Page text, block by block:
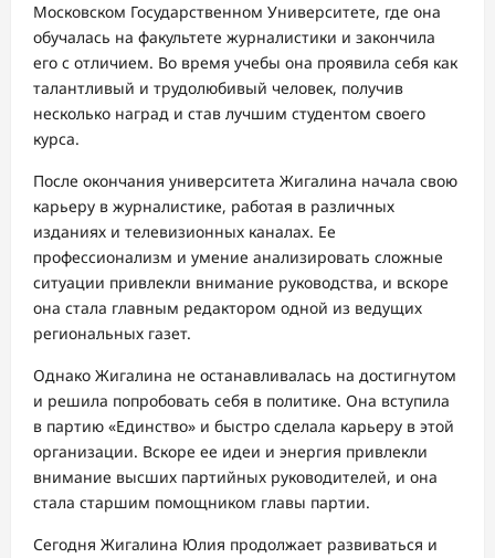
Московском Государственном Университете, где она
обучалась на факультете журналистики и закончила
его с отличием. Во время учебы она проявила себя как
талантливый и трудолюбивый человек, получив
несколько наград и став лучшим студентом своего
курса.
После окончания университета Жигалина начала свою
карьеру в журналистике, работая в различных
изданиях и телевизионных каналах. Ее
профессионализм и умение анализировать сложные
ситуации привлекли внимание руководства, и вскоре
она стала главным редактором одной из ведущих
региональных газет.
Однако Жигалина не останавливалась на достигнутом
и решила попробовать себя в политике. Она вступила
в партию «Единство» и быстро сделала карьеру в этой
организации. Вскоре ее идеи и энергия привлекли
внимание высших партийных руководителей, и она
стала старшим помощником главы партии.
Сегодня Жигалина Юлия продолжает развиваться и